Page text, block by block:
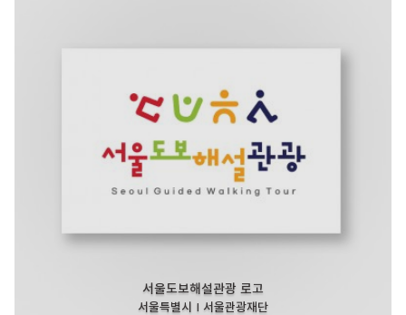
서울도보해설관광 로고
서울특별시 I 서울관광재단